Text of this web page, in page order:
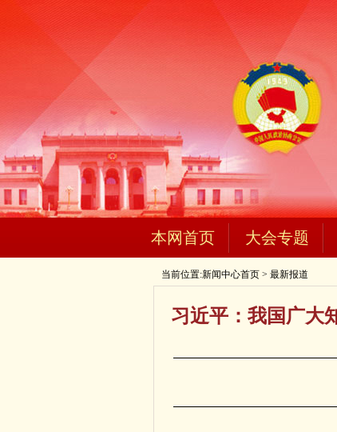
本网首页 大会专题
当前位置:新闻中心首页 > 最新报道
习近平：我国广大